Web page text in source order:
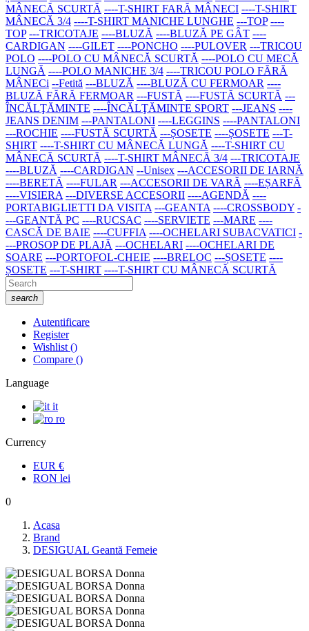
MÂNECĂ SCURTĂ ----T-SHIRT FARĂ MÂNECI ----T-SHIRT
MÂNECĂ 3/4 ----T-SHIRT MANICHE LUNGHE ---TOP ----
TOP ---TRICOTAJE ----BLUZĂ ----BLUZĂ PE GÂT ----
CARDIGAN ----GILET ----PONCHO ----PULOVER ---TRICOU
POLO ----POLO CU MÂNECĂ SCURTĂ ----POLO CU MECĂ
LUNGĂ ----POLO MANICHE 3/4 ----TRICOU POLO FĂRĂ
MÂNECi --Fetită ---BLUZĂ ----BLUZĂ CU FERMOAR ----
BLUZĂ FĂRĂ FERMOAR ---FUSTĂ ----FUSTĂ SCURTĂ ---
ÎNCĂLŢĂMINTE ----ÎNCĂLŢĂMINTE SPORT ---JEANS ----
JEANS DENIM ---PANTALONI ----LEGGINS ----PANTALONI
---ROCHIE ----FUSTĂ SCURTĂ ---ȘOSETE ----ȘOSETE ---T-
SHIRT ----T-SHIRT CU MÂNECĂ LUNGĂ ----T-SHIRT CU
MÂNECĂ SCURTĂ ----T-SHIRT MÂNECĂ 3/4 ---TRICOTAJE
----BLUZĂ ----CARDIGAN --Unisex ---ACCESORII DE IARNĂ
----BERETĂ ----FULAR ---ACCESORII DE VARĂ ----EȘARFĂ
----VISIERA ---DIVERSE ACCESORII ----AGENDĂ ----
PORTABIGLIETTI DA VISITA ---GEANTA ----CROSSBODY -
---GEANTĂ PC ----RUCSAC ----SERVIETE ---MARE ----
CASCĂ DE BAIE ----CUFFIA ----OCHELARI SUBACVATICI -
---PROSOP DE PLAJĂ ---OCHELARI ----OCHELARI DE
SOARE ---PORTOFOL-CHEIE ----BRELOC ---ȘOSETE ----
ȘOSETE ---T-SHIRT ----T-SHIRT CU MÂNECĂ SCURTĂ
search
Autentificare
Register
Wishlist ()
Compare ()
Language
it
ro
Currency
EUR €
RON lei
0
Acasa
Brand
DESIGUAL Geantă Femeie